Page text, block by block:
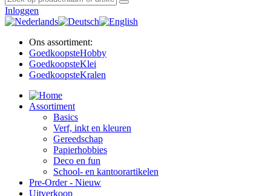
Inloggen
Ons assortiment:
GoedkoopsteHobby
GoedkoopsteKlei
GoedkoopsteKralen
Assortiment
Basics
Verf, inkt en kleuren
Gereedschap
Papierhobbies
Deco en fun
School- en kantoorartikelen
Pre-Order - Nieuw
Uitverkoop